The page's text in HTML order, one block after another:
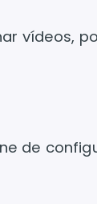
vídeos,
de